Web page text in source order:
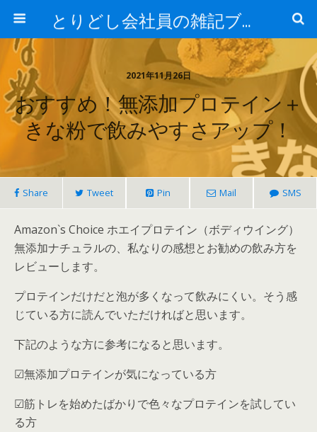
とりどし会社員の雑記ブログ
2021年11月26日
おすすめ！無添加プロテイン＋
きな粉で飲みやすさアップ！
Share Tweet Pin Mail SMS
Amazon`s Choice ホエイプロテイン（ボディウイング）
無添加ナチュラルの、私なりの感想とお勧めの飲み方を
レビューします。
プロテインだけだと泡が多くなって飲みにくい。そう感
じている方に読んでいただければと思います。
下記のような方に参考になると思います。
☑︎無添加プロテインが気になっている方
☑︎筋トレを始めたばかりで色々なプロテインを試してい
る方